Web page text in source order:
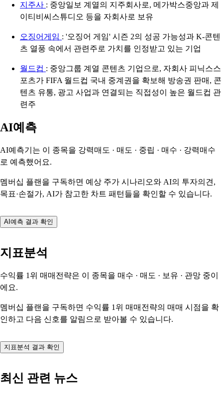
지주사 : 중앙일보 계열의 지주회사로, 메가박스중앙과 제
이티비씨스튜디오 등을 자회사로 보유
오징어게임 : '오징어 게임' 시즌 2의 성공 가능성과 K-콘텐
츠 열풍 속에서 관련주로 가치를 인정받고 있는 기업
월드컵 : 중앙그룹 계열 콘텐츠 기업으로, 자회사 피닉스스
포츠가 FIFA 월드컵 국내 중계권을 확보해 방송권 판매, 콘
텐츠 유통, 광고 사업과 연결되는 직접성이 높은 월드컵 관
련주
AI예측
AI예측기는 이 종목을 강력매도 · 매도 · 중립 · 매수 · 강력매수
로 예측했어요.
멤버십 플랜을 구독하면 예상 주가 시나리오와 AI의 투자의견,
목표·손절가, AI가 참고한 차트 패턴들을 확인할 수 있습니다.
AI예측 결과 확인
지표분석
수익률 1위 매매전략은 이 종목을 매수 · 매도 · 보유 · 관망 중이
에요.
멤버십 플랜을 구독하면 수익률 1위 매매전략의 매매 시점을 확
인하고 다음 신호를 알림으로 받아볼 수 있습니다.
지표분석 결과 확인
최신 관련 뉴스